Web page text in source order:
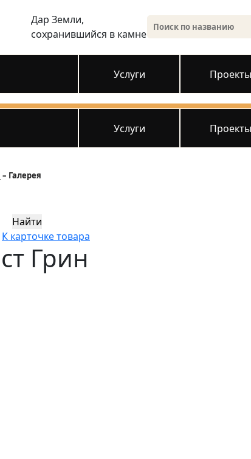
Дар Земли,
сохранившийся в камне
Услуги Проекты
Услуги Проекты
Галерея
Найти
К карточке товара
Грин